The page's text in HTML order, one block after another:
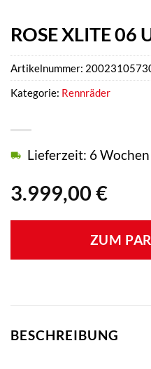
ROSE XLITE 06
3.999,00 €
Lieferzeit: 6 Wochen
ZUM
Artikelnummer:
Kategorie: Rennräder
BESCHREIBUNG